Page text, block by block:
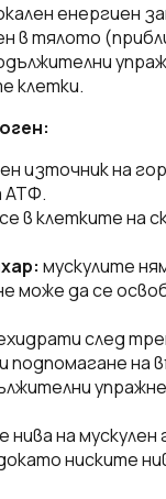
енергиен
тялото
клетки.
източник на
АТФ.
в клетките на
мускулите
може да се
след
подпомагане на
нива на
ниските